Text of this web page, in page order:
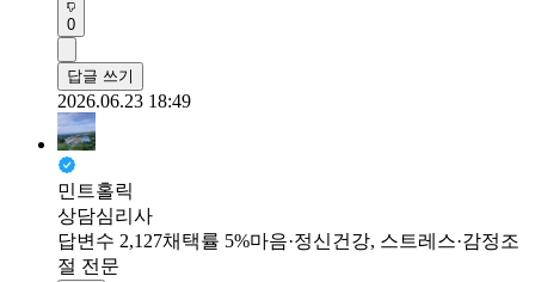
0
답글 쓰기
2026.06.23 18:49
민트홀릭
상담심리사
답변수 2,127채택률 5%마음·정신건강, 스트레스·감정조
절 전문